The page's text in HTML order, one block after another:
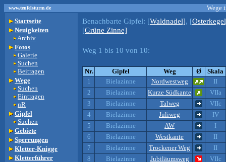
www.teufelsturm.de
Wege
Startseite
Neuigkeiten
Archiv
Fotos
Galerie
Suchen
Beitragen
Wege
Suchen
Eintragen
nR
Gipfel
Suchen
Gebiete
Sperrungen
Kletter-Knigge
Kletterführer
Benachbarte Gipfel: [Waldnadel], [
[Grüne Zinne]
Weg 1 bis 10 von 10:
Nr. Gipfel Weg Ø
Skala
1
Bielazinne Nordwestweg
II
2
Bielazinne Kurze Südkante
VIIa
3
Bielazinne Talweg
VIIc
4
Bielazinne Juliweg
IV
5
Bielazinne AW
I
6
Bielazinne Westkante
II
7
Bielazinne Trockener Weg
II
8
Bielazinne Jubiläumsweg VIIc